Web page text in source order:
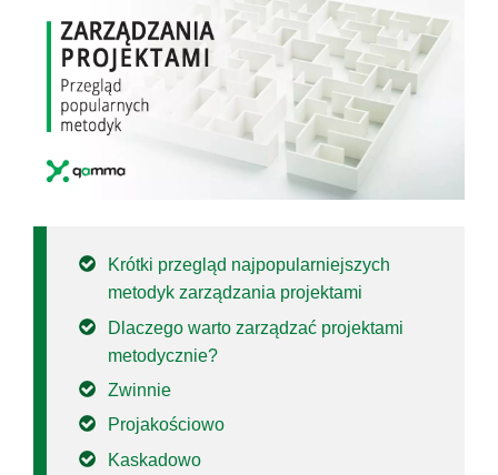
Krótki przegląd najpopularniejszych
metodyk zarządzania projektami
Dlaczego warto zarządzać projektami
metodycznie?
Zwinnie
Projakościowo
Kaskadowo